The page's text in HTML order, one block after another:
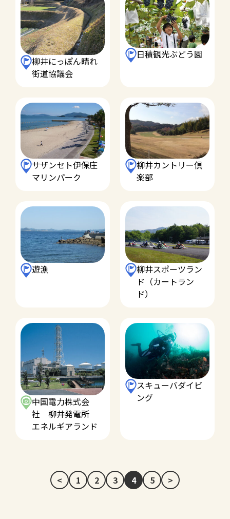
柳井にっぽん晴れ
街道協議会
日積観光ぶどう園
サザンセト伊保庄
マリンパーク
柳井カントリー倶
楽部
遊漁
柳井スポーツラン
ド（カートラン
ド）
中国電力株式会
社 柳井発電所
エネルギアランド
スキューバダイビ
ング
< 1 2 3 4 5 >